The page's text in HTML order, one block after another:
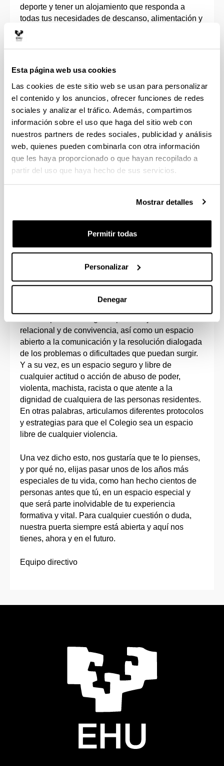
Esta página web usa cookies
Las cookies de este sitio web se usan para personalizar
el contenido y los anuncios, ofrecer funciones de redes
sociales y analizar el tráfico. Además, compartimos
información sobre el uso que haga del sitio web con
nuestros partners de redes sociales, publicidad y análisis
web, quienes pueden combinarla con otra información
que les haya proporcionado o que hayan recopilado a
partir del uso que haya hecho de sus servicios.
Mostrar detalles
Permitir todas
Personalizar
Denegar
deporte y tener un alojamiento que responda a
todas tus necesidades de descanso, alimentación y
estudio. Pero también, incluye espacios de
convivencia y relación con el resto de las personas
excursiones, charlas, talleres y procesos en los que
queremos conectar esta estancia con la comunidad
y los valores de justicia social, solidaridad y
feministas que tiene nuestra universidad. En otras
palabras, aprender significa no solo recibir
conocimiento, sino experimentar y desarrollar unas
competencias y valores cívicos que creemos
esenciales desde el Colegio. Así mismo, es
esencial en su desarrollo la participación en la
vivir lo más cercano a un hogar. Estamos en una
cuidamos y continuamos momentos importantes de
ocio en el Colegio Mayor como, por ejemplo, la gala
que son valorados positivamente por los y las
estudiantes.
relacional y de convivencia, así como un espacio
abierto a la comunicación y la resolución dialogada
de los problemas o dificultades que puedan surgir.
Y a su vez, es un espacio seguro y libre de
cualquier actitud o acción de abuso de poder,
violenta, machista, racista o que atente a la
dignidad de cualquiera de las personas residentes.
En otras palabras, articulamos diferentes protocolos
y estrategias para que el Colegio sea un espacio
libre de cualquier violencia.
Una vez dicho esto, nos gustaría que te lo pienses,
y por qué no, elijas pasar unos de los años más
especiales de tu vida, como han hecho cientos de
personas antes que tú, en un espacio especial y
que será parte inolvidable de tu experiencia
formativa y vital. Para cualquier cuestión o duda,
nuestra puerta siempre está abierta y aquí nos
tienes, ahora y en el futuro.
Equipo directivo